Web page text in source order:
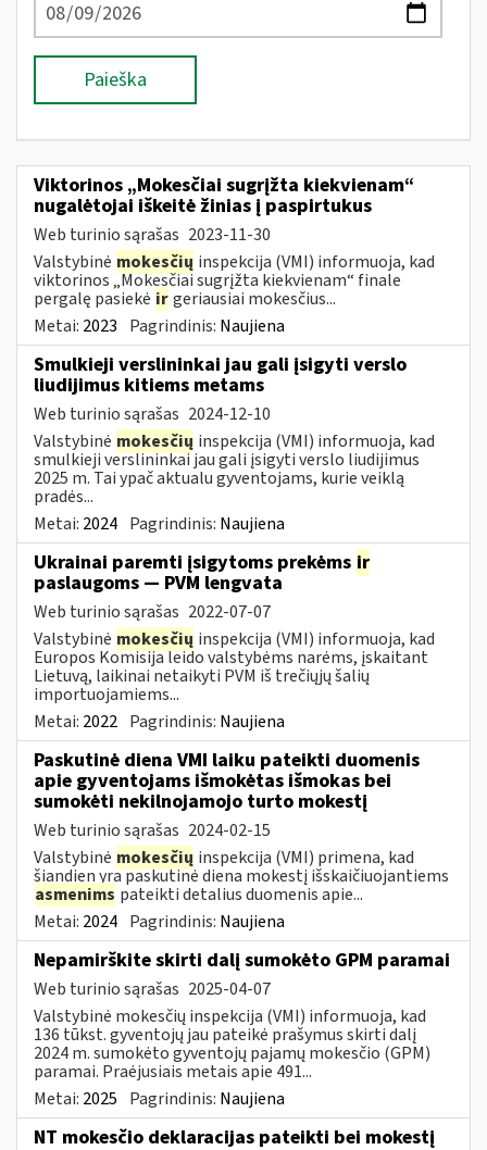
Paieška
Viktorinos „Mokesčiai sugrįžta kiekvienam“
nugalėtojai iškeitė žinias į paspirtukus
Web turinio sąrašas 2023-11-30
Valstybinė mokesčių inspekcija (VMI) informuoja, kad
viktorinos „Mokesčiai sugrįžta kiekvienam“ finale
pergalę pasiekė irgeriausiai mokesčius...
Metai: 2023 Pagrindinis: Naujiena
Smulkieji verslininkai jau gali įsigyti verslo
liudijimus kitiems metams
Web turinio sąrašas 2024-12-10
Valstybinė mokesčių inspekcija (VMI) informuoja, kad
smulkieji verslininkai jau gali įsigyti verslo liudijimus
2025 m. Tai ypač aktualu gyventojams, kurie veiklą
pradės...
Metai: 2024 Pagrindinis: Naujiena
Ukrainai paremti įsigytoms prekėms ir
paslaugoms — PVM lengvata
Web turinio sąrašas 2022-07-07
Valstybinė mokesčių inspekcija (VMI) informuoja, kad
Europos Komisija leido valstybėms narėms, įskaitant
Lietuvą, laikinai netaikyti PVM iš trečiųjų šalių
importuojamiems...
Metai: 2022 Pagrindinis: Naujiena
Paskutinė diena VMI laiku pateikti duomenis
apie gyventojams išmokėtas išmokas bei
sumokėti nekilnojamojo turto mokestį
Web turinio sąrašas 2024-02-15
Valstybinė mokesčių inspekcija (VMI) primena, kad
šiandien yra paskutinė diena mokestį išskaičiuojantiems
asmenims pateikti detalius duomenis apie...
Metai: 2024 Pagrindinis: Naujiena
Nepamirškite skirti dalį sumokėto GPM paramai
Web turinio sąrašas 2025-04-07
Valstybinė mokesčių inspekcija (VMI) informuoja, kad
136 tūkst. gyventojų jau pateikė prašymus skirti dalį
2024 m. sumokėto gyventojų pajamų mokesčio (GPM)
paramai. Praėjusiais metais apie 491...
Metai: 2025 Pagrindinis: Naujiena
NT mokesčio deklaracijas pateikti bei mokestį